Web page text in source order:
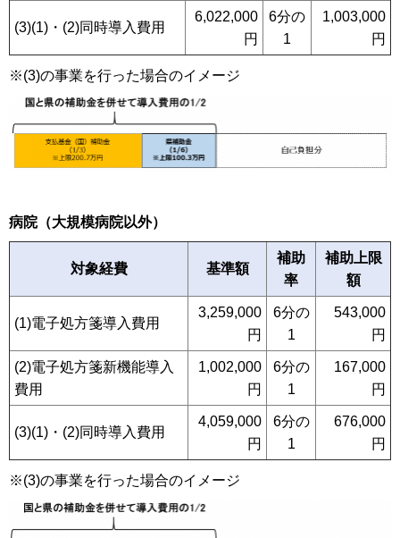
(3)(1)・(2)同時導入費用
6,022,000
円
6分の
1
1,003,000
円
※(3)の事業を行った場合のイメージ
病院（大規模病院以外）
対象経費 基準額
補助
率
補助上限
額
(1)電子処方箋導入費用
3,259,000
円
6分の
1
543,000
円
(2)電子処方箋新機能導入
費用
1,002,000
円
6分の
1
167,000
円
(3)(1)・(2)同時導入費用
4,059,000
円
6分の
1
676,000
円
※(3)の事業を行った場合のイメージ